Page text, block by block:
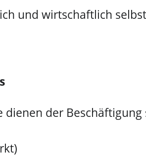
und wirtschaftlich
dienen der